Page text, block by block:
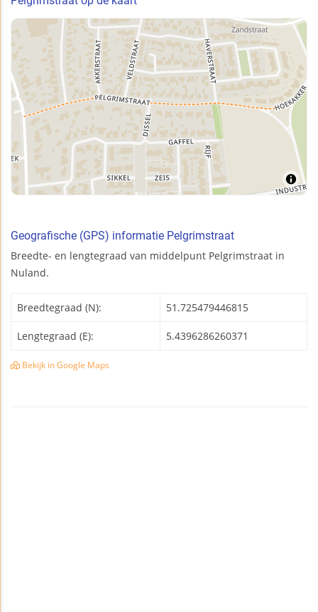
Geografische (GPS) informatie Pelgrimstraat
Breedte- en lengtegraad van middelpunt Pelgrimstraat in
Nuland.
Breedtegraad (N): 51.725479446815
Lengtegraad (E): 5.4396286260371
Bekijk in Google Maps